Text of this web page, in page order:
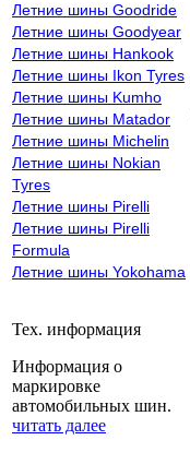
Летние шины Goodride
Летние шины Goodyear
Летние шины Hankook
Летние шины Ikon Tyres
Летние шины Kumho
Летние шины Matador
Летние шины Michelin
Летние шины Nokian
Tyres
Летние шины Pirelli
Летние шины Pirelli
Formula
Летние шины Yokohama
Тех. информация
Информация о
маркировке
автомобильных шин.
читать далее